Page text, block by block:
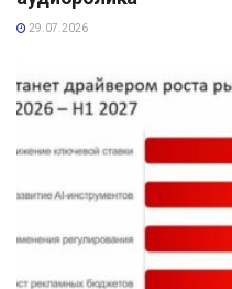
29.07.2026